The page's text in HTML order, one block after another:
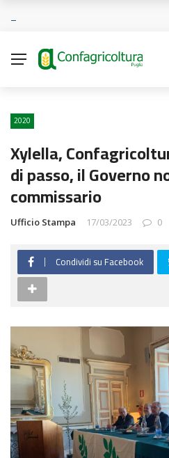
2020
Xylella,
di passo, il Governo
commissario
Ufficio Stampa 17/03/2023 0
Condividi su Facebook